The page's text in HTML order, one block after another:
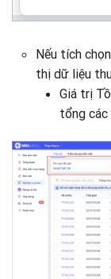
Nếu tích chọn
thị dữ liệu
Giá trị
tổng